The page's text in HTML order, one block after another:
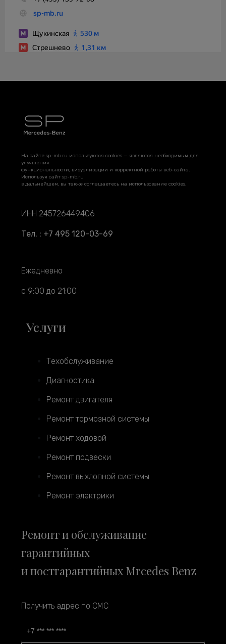
На сайте sp-mb.ru используются cookies — являются необходимым для
улучшения
функциональности, визуализации и корректной работы веб-сайта.
Используя сайт sp-mb.ru
в дальнейшем, вы также соглашаетесь на использование cookies.
ИНН 245726449406
Тел. : +7 495 120-03-69
Ежедневно
с 9:00 до 21:00
Услуги
Техобслуживание
Диагностика
Ремонт двигателя
Ремонт тормозной системы
Ремонт ходовой
Ремонт подвески
Ремонт выхлопной системы
Ремонт электрики
Ремонт и обслуживание
гарантийных
и постгарантийных Mrcedes Benz
Получить адрес по СМС